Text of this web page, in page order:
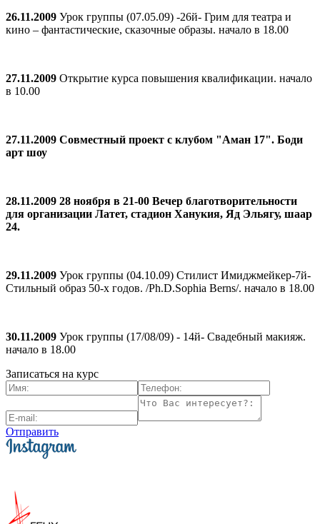
26.11.2009 Урок группы (07.05.09) -26й- Грим для театра и
кино – фантастические, сказочные образы. начало в 18.00
27.11.2009 Открытие курса повышения квалификации. начало
в 10.00
27.11.2009 Совместный проект с клубом "Аман 17". Боди
арт шоу
28.11.2009 28 ноября в 21-00 Вечер благотворительности
для организации Латет, стадион Ханукия, Яд Эльягу, шаар
24.
29.11.2009 Урок группы (04.10.09) Стилист Имиджмейкер-7й-
Стильный образ 50-х годов. /Ph.D.Sophia Berns/. начало в 18.00
30.11.2009 Урок группы (17/08/09) - 14й- Свадебный макияж.
начало в 18.00
Записаться на курс
Отправить